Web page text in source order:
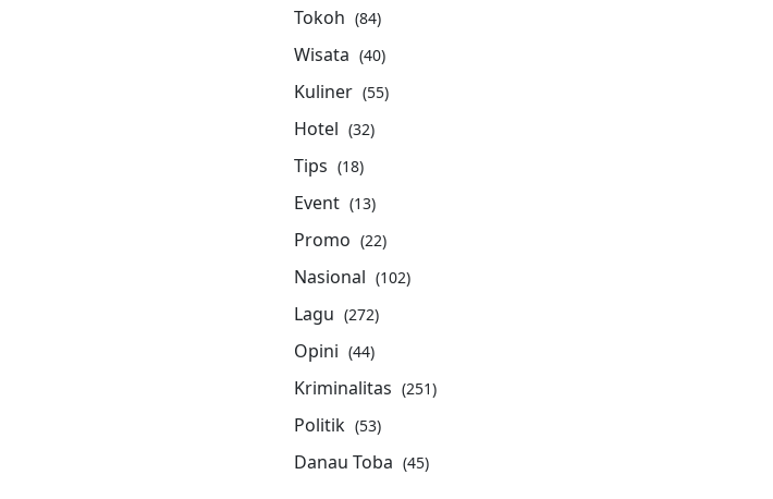
Tokoh (84)
Wisata (40)
Kuliner (55)
Hotel (32)
Tips (18)
Event (13)
Promo (22)
Nasional (102)
Lagu (272)
Opini (44)
Kriminalitas (251)
Politik (53)
Danau Toba (45)